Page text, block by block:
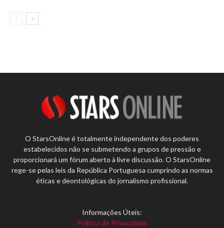
O StarsOnline é totalmente independente dos poderes
estabelecidos não se submetendo a grupos de pressão e
proporcionará um fórum aberto à livre discussão. O StarsOnline
rege-se pelas leis da República Portuguesa cumprindo as normas
éticas e deontológicas do jornalismo profissional.
Informações Úteis:
Política de Privacidade